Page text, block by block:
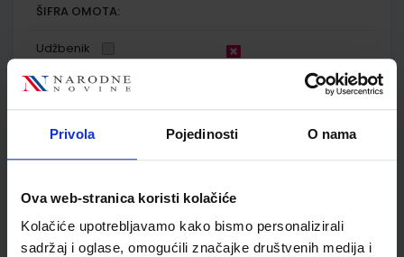
Privola Pojedinosti O nama
Ova web-stranica koristi kolačiće
Kolačiće upotrebljavamo kako bismo personalizirali
sadržaj i oglase, omogućili značajke društvenih medija i
ŠIFRA OMOTA:
Udžbenik
Vadlja Rešetar
DOM
SKU:569511 CIJENA:17,20 €